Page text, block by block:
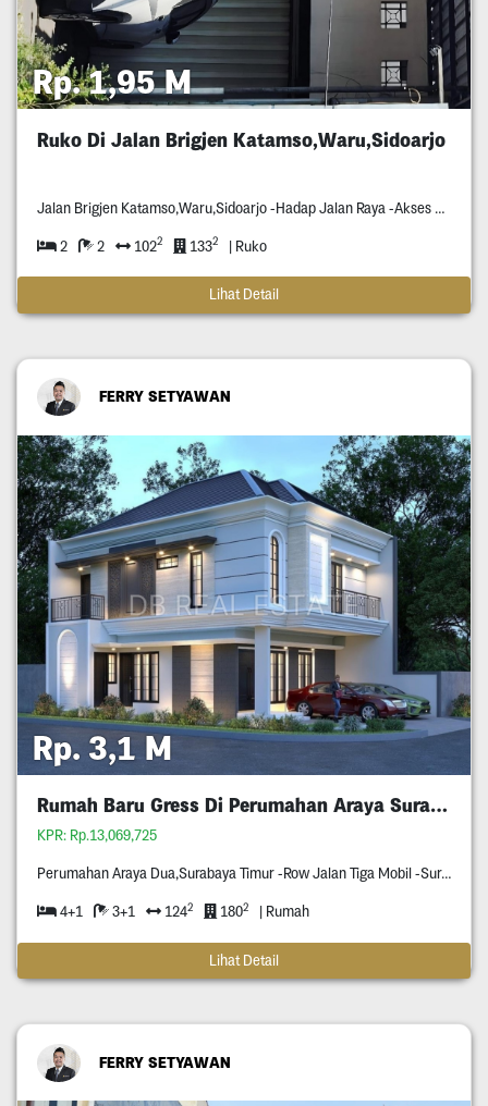
Rp. 1,95 M
Ruko Di Jalan Brigjen Katamso,Waru,Sidoarjo
Jalan Brigjen Katamso,Waru,Sidoarjo -Hadap Jalan Raya -Akses Bisa Dilewati Container -Disekitaran Situ Banyak Pabrik Pabrik -Dekat Exit Tol
2 2 1022 1332 | Ruko
Lihat Detail
FERRY SETYAWAN
Rp. 3,1 M
Rumah Baru Gress Di Perumahan Araya Surabaya
KPR: Rp.13,069,725
Perumahan Araya Dua,Surabaya Timur -Row Jalan Tiga Mobil -Surat Shm -Hook (Hadap Selatan & Barat)
4+1 3+1 1242 1802 | Rumah
Lihat Detail
FERRY SETYAWAN